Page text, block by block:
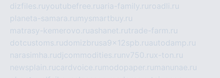
dizfiles.ruyoutubefree.ruaria-family.ru roadli.ru
planeta-samara.ru mysmartbuy.ru
matrasy-kemerovo.ruashanet.rutrade-farm.ru
dotcustoms.rudomizbrusa9x12spb.ruautodamp.ru
narasimha.rudjcommodities.ru nv750.rux-ton.ru
newsplain.rucardvoice.ru modopaper.ru manunae.ru